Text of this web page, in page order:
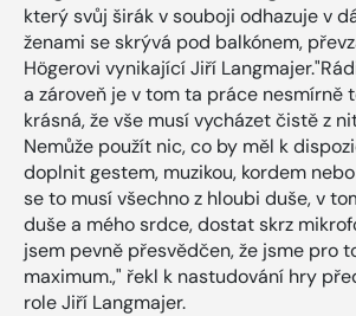
který svůj širák v souboji odhazuje v
ženami se skrývá pod balkónem,
Högerovi vynikající Jiří
a zároveň je v tom ta práce nesmírně
krásná, že vše musí vycházet čistě z
Nemůže použít nic, co by měl k
doplnit gestem, muzikou, kordem
se to musí všechno z hloubi duše, v
duše a mého srdce, dostat skrz
jsem pevně přesvědčen, že jsme pro
maximum.," řekl k nastudování hry
role Jiří Langmajer.